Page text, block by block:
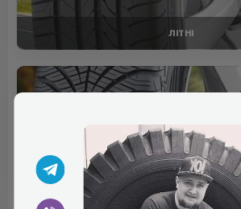
ЛІТНІ
ВСЕСЕЗОННІ